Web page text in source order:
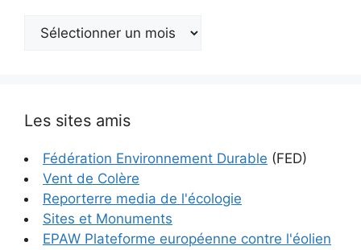
Archives
Les sites amis
Fédération Environnement Durable (FED)
Vent de Colère
Reporterre media de l'écologie
Sites et Monuments
EPAW Plateforme européenne contre l'éolien